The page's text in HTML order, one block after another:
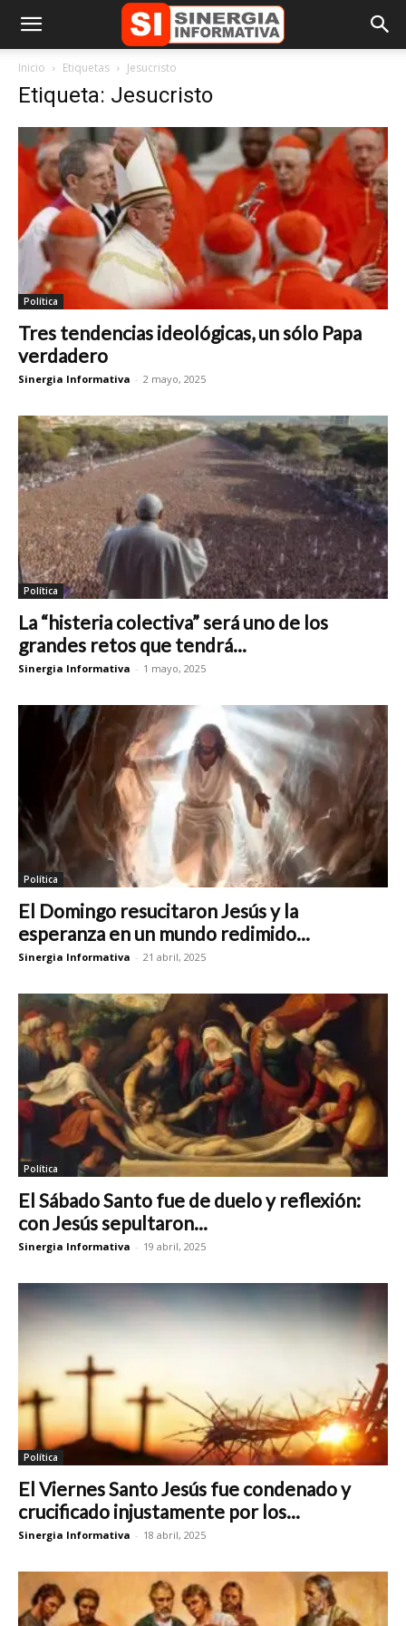
Inicio Etiquetas Jesucristo
Etiqueta: Jesucristo
Política
Tres tendencias ideológicas, un sólo Papa
verdadero
Sinergia Informativa - 2 mayo, 2025
Política
La “histeria colectiva” será uno de los
grandes retos que tendrá...
Sinergia Informativa - 1 mayo, 2025
Política
El Domingo resucitaron Jesús y la
esperanza en un mundo redimido...
Sinergia Informativa - 21 abril, 2025
Política
El Sábado Santo fue de duelo y reflexión:
con Jesús sepultaron...
Sinergia Informativa - 19 abril, 2025
Política
El Viernes Santo Jesús fue condenado y
crucificado injustamente por los...
Sinergia Informativa - 18 abril, 2025